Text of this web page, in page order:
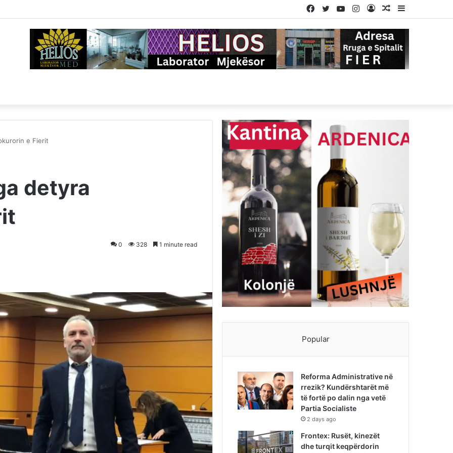
Sidebar
Random
Log
Instagram
YouTube
Twitter
Facebook
e Fierit
detyra
0 328 1 minute read
Popular
Reforma Administrative në
rrezik? Kundërshtarët më
të fortë po dalin nga vetë
Partia Socialiste
2 days ago
Frontex: Rusët, kinezët
dhe turqit keqpërdorin